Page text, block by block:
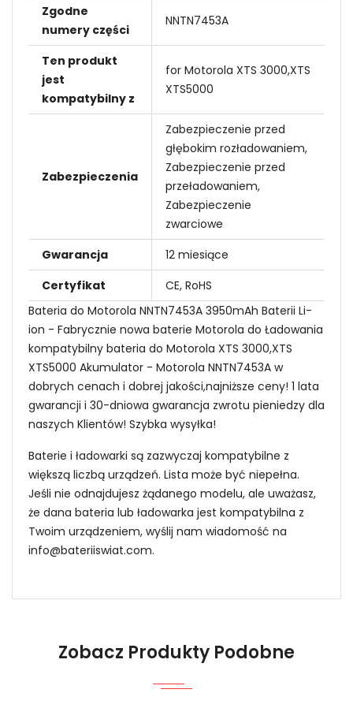
Zgodne
numery części
NNTN7453A
Ten produkt
jest
kompatybilny z
for Motorola XTS 3000,XTS
XTS5000
Zabezpieczenia
Zabezpieczenie przed
głębokim rozładowaniem,
Zabezpieczenie przed
przeładowaniem,
Zabezpieczenie
zwarciowe
Gwarancja
12 miesiące
Certyfikat
CE, RoHS
Bateria do Motorola NNTN7453A 3950mAh Baterii Li-
ion - Fabrycznie nowa baterie Motorola do Ładowania
kompatybilny bateria do Motorola XTS 3000,XTS
XTS5000 Akumulator - Motorola NNTN7453A w
dobrych cenach i dobrej jakości,najniższe ceny! 1 lata
gwarancji i 30-dniowa gwarancja zwrotu pieniedzy dla
naszych Klientów! Szybka wysyłka!
Baterie i ładowarki są zazwyczaj kompatybilne z
większą liczbą urządzeń. Lista może być niepełna.
Jeśli nie odnajdujesz żądanego modelu, ale uważasz,
że dana bateria lub ładowarka jest kompatybilna z
Twoim urządzeniem, wyślij nam wiadomość na
info@bateriiswiat.com.
Niezawodność i pewność
1.Model urządzenia
Zobacz Produkty Podobne